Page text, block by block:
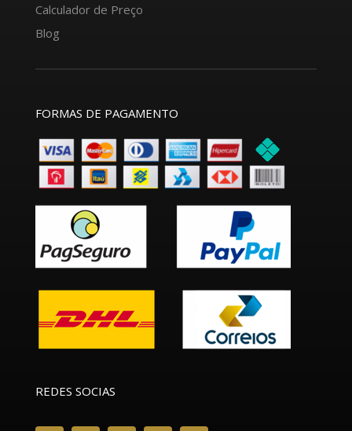
Calculador de Preço
Blog
FORMAS DE PAGAMENTO
REDES SOCIAS